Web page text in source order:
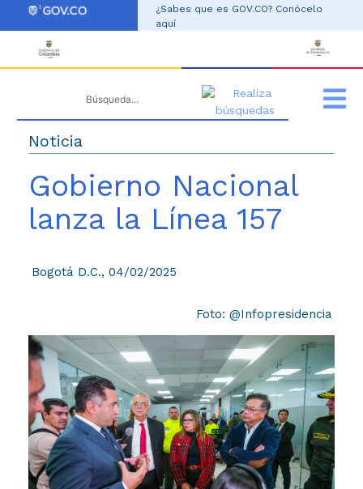
ir al contenido
¿Sabes que es GOV.CO? Conócelo
aquí
Noticia
Gobierno Nacional
lanza la Línea 157
Bogotá D.C., 04/02/2025
Foto: @Infopresidencia